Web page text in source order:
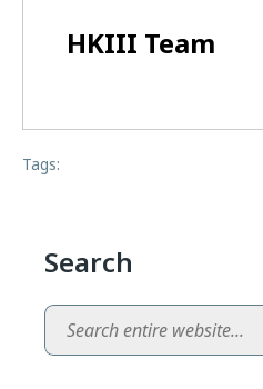
HKIII Team
Tags:
Search
Search